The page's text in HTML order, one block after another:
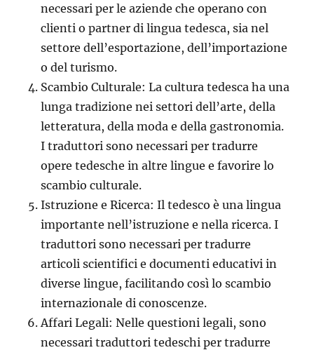
necessari per le aziende che operano con
clienti o partner di lingua tedesca, sia nel
settore dell’esportazione, dell’importazione
o del turismo.
Scambio Culturale: La cultura tedesca ha una
lunga tradizione nei settori dell’arte, della
letteratura, della moda e della gastronomia.
I traduttori sono necessari per tradurre
opere tedesche in altre lingue e favorire lo
scambio culturale.
Istruzione e Ricerca: Il tedesco è una lingua
importante nell’istruzione e nella ricerca. I
traduttori sono necessari per tradurre
articoli scientifici e documenti educativi in
diverse lingue, facilitando così lo scambio
internazionale di conoscenze.
Affari Legali: Nelle questioni legali, sono
necessari traduttori tedeschi per tradurre